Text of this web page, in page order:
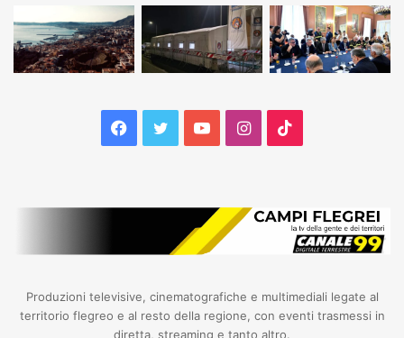
Facebook
TwitterYouTubeInstagram
Produzioni televisive, cinematografiche e multimediali legate al
territorio flegreo e al resto della regione, con eventi trasmessi in
diretta, streaming e tanto altro.